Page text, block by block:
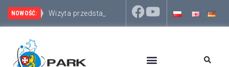
NOWOŚĆ: Wizyta przedstawicieli włosko-słoweńskiego
Park Naukowo-Technologiczny Rzeszów –